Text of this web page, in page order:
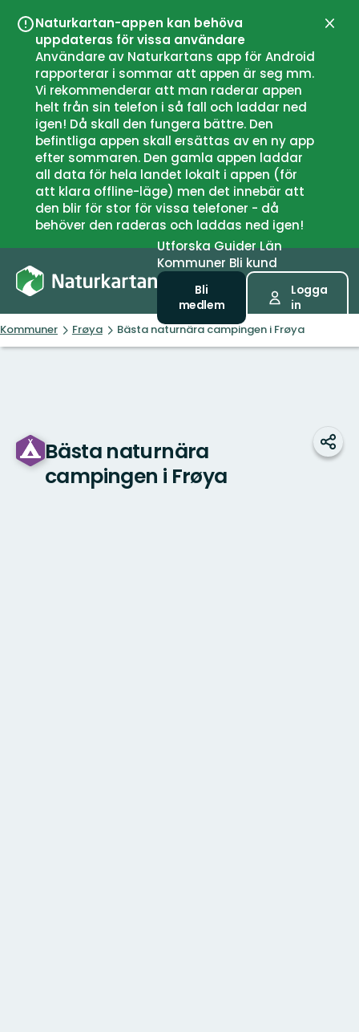
Naturkartan-appen kan behöva
uppdateras för vissa användare
Användare av Naturkartans app för Android
rapporterar i sommar att appen är seg mm.
Vi rekommenderar att man raderar appen
helt från sin telefon i så fall och laddar ned
igen! Då skall den fungera bättre. Den
befintliga appen skall ersättas av en ny app
efter sommaren. Den gamla appen laddar
all data för hela landet lokalt i appen (för
att klara offline-läge) men det innebär att
den blir för stor för vissa telefoner - då
behöver den raderas och laddas ned igen!
UtforskaGuiderLän
Kommuner Bli kund
Bli
medlem
Logga
in
Kommuner Frøya Bästa naturnära campingen i Frøya
Bästa naturnära
campingen i Frøya
Dela